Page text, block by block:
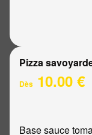
Pizza
Dès 10.00 €
Base sauce